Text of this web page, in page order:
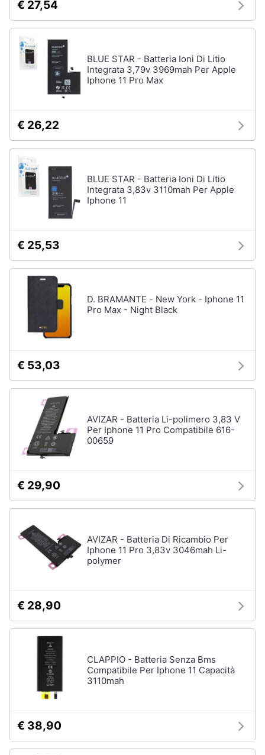
€ 27,54
BLUE STAR - Batteria Ioni Di Litio
Integrata 3,79v 3969mah Per Apple
Iphone 11 Pro Max
€ 26,22
BLUE STAR - Batteria Ioni Di Litio
Integrata 3,83v 3110mah Per Apple
Iphone 11
€ 25,53
D. BRAMANTE - New York - Iphone 11
Pro Max - Night Black
€ 53,03
AVIZAR - Batteria Li-polimero 3,83 V
Per Iphone 11 Pro Compatibile 616-
00659
€ 29,90
AVIZAR - Batteria Di Ricambio Per
Iphone 11 Pro 3,83v 3046mah Li-
polymer
€ 28,90
CLAPPIO - Batteria Senza Bms
Compatibile Per Iphone 11 Capacità
3110mah
€ 38,90